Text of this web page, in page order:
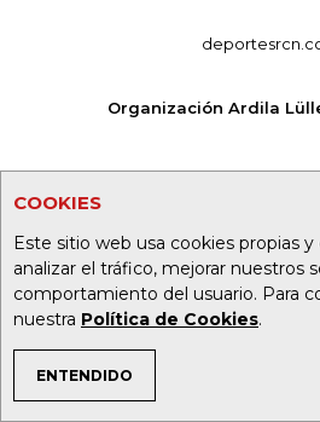
COOKIES
Este sitio web usa cookies propias
analizar el tráfico, mejorar nuestros
comportamiento del usuario. Para
nuestra Política de Cookies.
ENTENDIDO
TEMAS DE INTERÉS
Organización Ardila